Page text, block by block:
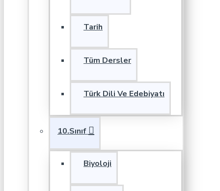
Tarih
Tüm Dersler
Türk Dili Ve Edebiyatı
10.Sınıf
Biyoloji